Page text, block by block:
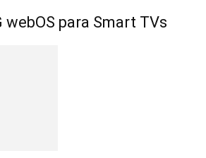
webOS para Smart TVs